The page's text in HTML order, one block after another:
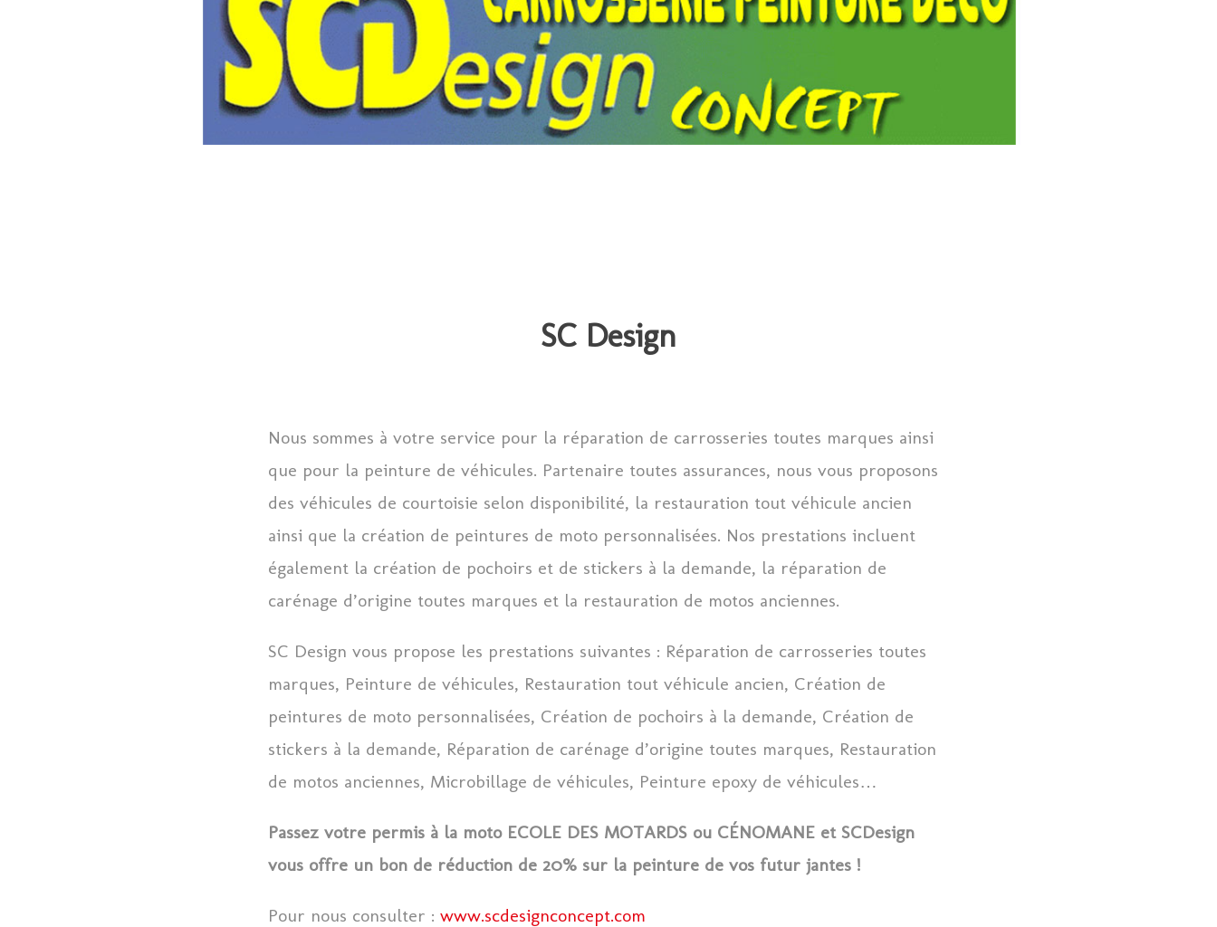
SC Design
Nous sommes à votre service pour la réparation de carrosseries toutes marques ainsi
que pour la peinture de véhicules. Partenaire toutes assurances, nous vous proposons
des véhicules de courtoisie selon disponibilité, la restauration tout véhicule ancien
ainsi que la création de peintures de moto personnalisées. Nos prestations incluent
également la création de pochoirs et de stickers à la demande, la réparation de
carénage d’origine toutes marques et la restauration de motos anciennes.
SC Design vous propose les prestations suivantes : Réparation de carrosseries toutes
marques, Peinture de véhicules, Restauration tout véhicule ancien, Création de
peintures de moto personnalisées, Création de pochoirs à la demande, Création de
stickers à la demande, Réparation de carénage d’origine toutes marques, Restauration
de motos anciennes, Microbillage de véhicules, Peinture epoxy de véhicules…
Passez votre permis à la moto ECOLE DES MOTARDS ou CÉNOMANE et SCDesign
vous offre un bon de réduction de 20% sur la peinture de vos futur jantes !
Pour nous consulter : www.scdesignconcept.com